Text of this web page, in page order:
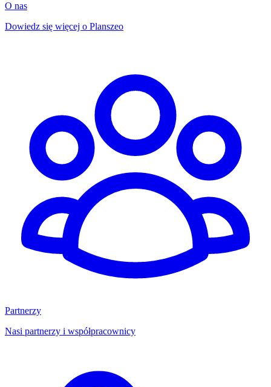
O nas
Dowiedz się więcej o Planszeo
Partnerzy
Nasi partnerzy i współpracownicy